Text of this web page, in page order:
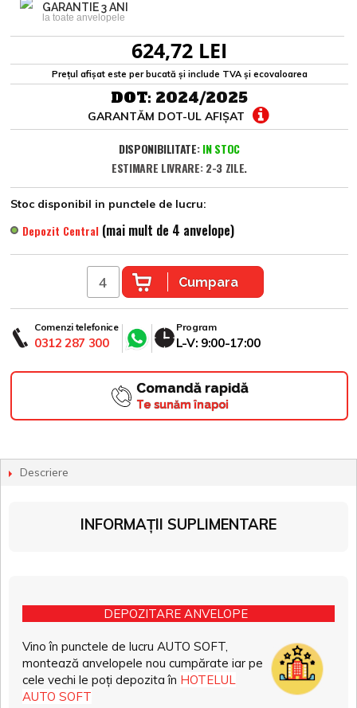
GARANTIE 3 ANI
la toate anvelopele
624,72 LEI
Prețul afișat este per bucată și include TVA și ecovaloarea
DOT: 2024/2025
GARANTĂM DOT-UL AFIȘAT
DISPONIBILITATE: IN STOC
ESTIMARE LIVRARE: 2-3 ZILE.
Stoc disponibil in punctele de lucru:
Depozit Central (mai mult de 4 anvelope)
Cumpara
Comenzi telefonice
0312 287 300
Program
L-V: 9:00-17:00
Comandă rapidă
Te sunăm înapoi
Descriere
INFORMAȚII SUPLIMENTARE
DEPOZITARE ANVELOPE
Vino în punctele de lucru AUTO SOFT,
montează anvelopele nou cumpărate iar pe
cele vechi le poți depozita în HOTELUL
AUTO SOFT